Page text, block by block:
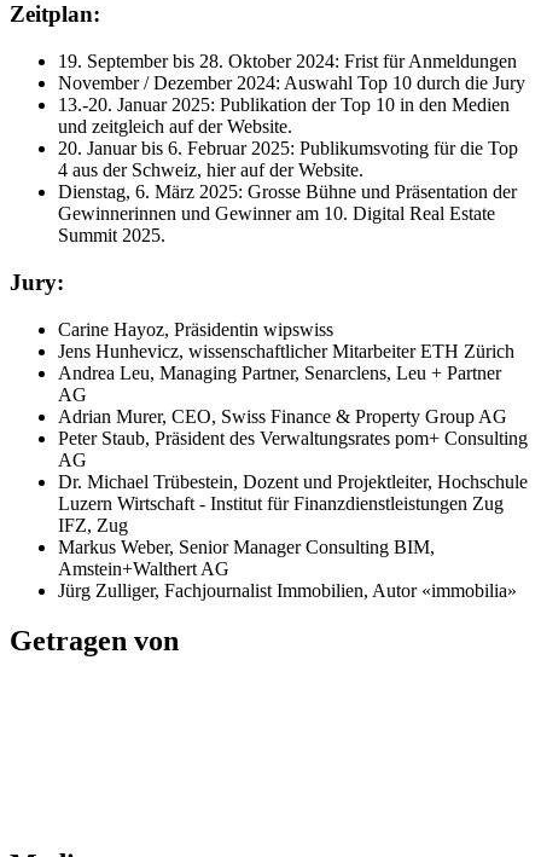
Zeitplan:
19. September bis 28. Oktober 2024: Frist für Anmeldungen
November / Dezember 2024: Auswahl Top 10 durch die Jury
13.-20. Januar 2025: Publikation der Top 10 in den Medien
und zeitgleich auf der Website.
20. Januar bis 6. Februar 2025: Publikumsvoting für die Top
4 aus der Schweiz, hier auf der Website.
Dienstag, 6. März 2025: Grosse Bühne und Präsentation der
Gewinnerinnen und Gewinner am 10. Digital Real Estate
Summit 2025.
Jury:
Carine Hayoz, Präsidentin wipswiss
Jens Hunhevicz, wissenschaftlicher Mitarbeiter ETH Zürich
Andrea Leu, Managing Partner, Senarclens, Leu + Partner
AG
Adrian Murer, CEO, Swiss Finance & Property Group AG
Peter Staub, Präsident des Verwaltungsrates pom+ Consulting
AG
Dr. Michael Trübestein, Dozent und Projektleiter, Hochschule
Luzern Wirtschaft - Institut für Finanzdienstleistungen Zug
IFZ, Zug
Markus Weber, Senior Manager Consulting BIM,
Amstein+Walthert AG
Jürg Zulliger, Fachjournalist Immobilien, Autor «immobilia»
Getragen von